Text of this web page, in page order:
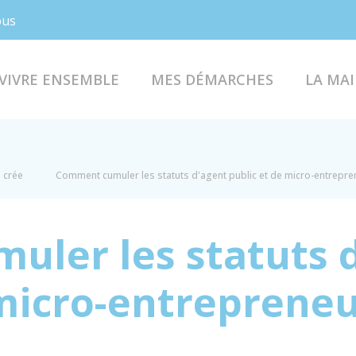
ENSEMBLE MES DÉMARCHES LA
crée Comment cumuler les statuts d'agent public et de micro-
les statuts